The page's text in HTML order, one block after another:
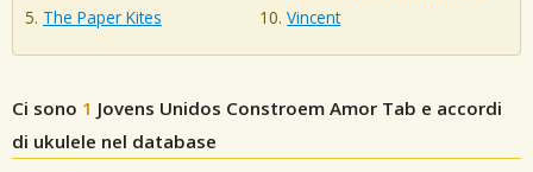
The Paper Kites
Vincent
Ci sono 1 Jovens Unidos Constroem Amor Tab e accordi
di ukulele nel database